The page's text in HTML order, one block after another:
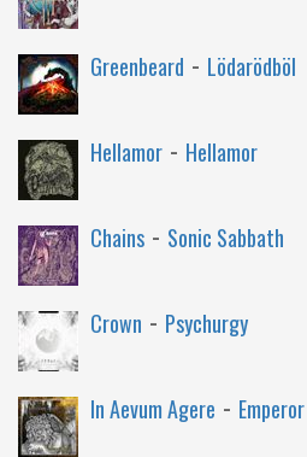
Greenbeard - Lödarödböl
Hellamor - Hellamor
Chains - Sonic Sabbath
Crown - Psychurgy
In Aevum Agere -